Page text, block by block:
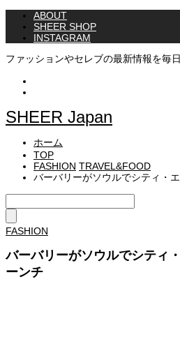
ABOUT
SHEER SHOP
INSTAGRAM
ファッションやセレブの最新情報を毎
SHEER Japan
ホーム
TOP
FASHION TRAVEL&FOOD
バーバリーがソウルでシティ・
FASHION
バーバリーがソウルでシティ
ーンチ